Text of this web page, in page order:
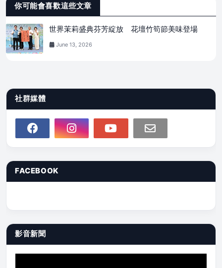
你可能會喜歡這些文章
世界茉莉盛典芬芳綻放 花壇竹筍節美味登場
June 13, 2026
社群媒體
FACEBOOK
影音新聞